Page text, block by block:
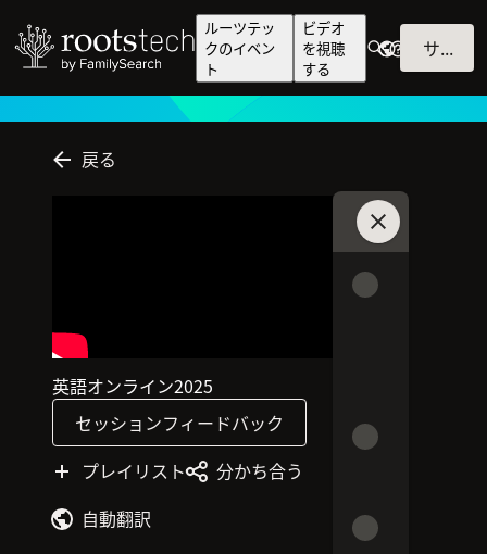
ルーツテッ
クのイベン
ト
ビデオ
を視聴
する
サインイン
戻る
英語
このセッションの言語は英語です
オンライン
このセッションはオンラインで行われます
2025
セッションは2025に公開されました
セッションフィードバック
プレイリスト
分かち合う
自動翻訳
チャットに参加